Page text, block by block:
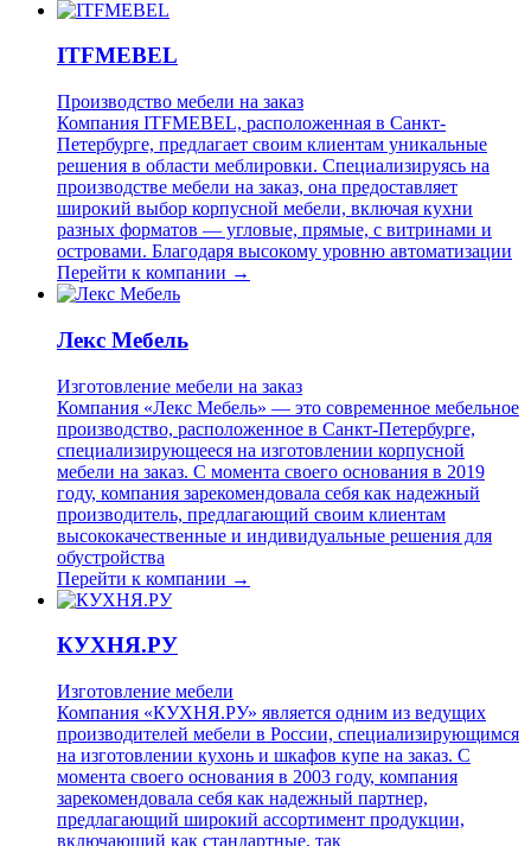
ITFMEBEL
Производство мебели на заказ
Компания ITFMEBEL, расположенная в Санкт-
Петербурге, предлагает своим клиентам уникальные
решения в области меблировки. Специализируясь на
производстве мебели на заказ, она предоставляет
широкий выбор корпусной мебели, включая кухни
разных форматов — угловые, прямые, с витринами и
островами. Благодаря высокому уровню автоматизации
Перейти к компании →
Лекс Мебель
Изготовление мебели на заказ
Компания «Лекс Мебель» — это современное мебельное
производство, расположенное в Санкт-Петербурге,
специализирующееся на изготовлении корпусной
мебели на заказ. С момента своего основания в 2019
году, компания зарекомендовала себя как надежный
производитель, предлагающий своим клиентам
высококачественные и индивидуальные решения для
обустройства
Перейти к компании →
КУХНЯ.РУ
Изготовление мебели
Компания «КУХНЯ.РУ» является одним из ведущих
производителей мебели в России, специализирующимся
на изготовлении кухонь и шкафов купе на заказ. С
момента своего основания в 2003 году, компания
зарекомендовала себя как надежный партнер,
предлагающий широкий ассортимент продукции,
включающий как стандартные, так